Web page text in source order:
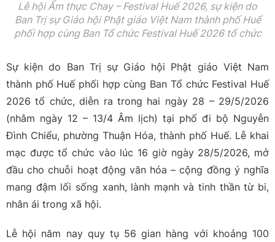
Lễ hội Ẩm thực Chay – Festival Huế 2026, sự kiện do
Ban Trị sự Giáo hội Phật giáo Việt Nam thành phố Huế
phối hợp cùng Ban Tổ chức Festival Huế 2026 tổ chức
Sự kiện do Ban Trị sự Giáo hội Phật giáo Việt Nam
thành phố Huế phối hợp cùng Ban Tổ chức Festival Huế
2026 tổ chức, diễn ra trong hai ngày 28 – 29/5/2026
(nhằm ngày 12 – 13/4 Âm lịch) tại phố đi bộ Nguyễn
Đình Chiểu, phường Thuận Hóa, thành phố Huế. Lễ khai
mạc được tổ chức vào lúc 16 giờ ngày 28/5/2026, mở
đầu cho chuỗi hoạt động văn hóa – cộng đồng ý nghĩa
mang đậm lối sống xanh, lành mạnh và tinh thần từ bi,
nhân ái trong xã hội.
Lễ hội năm nay quy tụ 56 gian hàng với khoảng 100